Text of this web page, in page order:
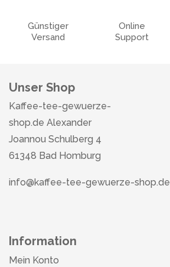
Günstiger
Versand
Online
Support
Unser Shop
Kaffee-tee-gewuerze-
shop.de Alexander
Joannou Schulberg 4
61348 Bad Homburg
info@kaffee-tee-gewuerze-shop.de
Information
Mein Konto